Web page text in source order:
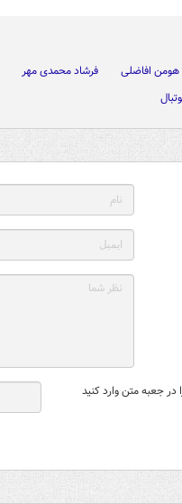
هومن افاضلی فرشاد محمدی مهر
در جعبه متن وارد کنید